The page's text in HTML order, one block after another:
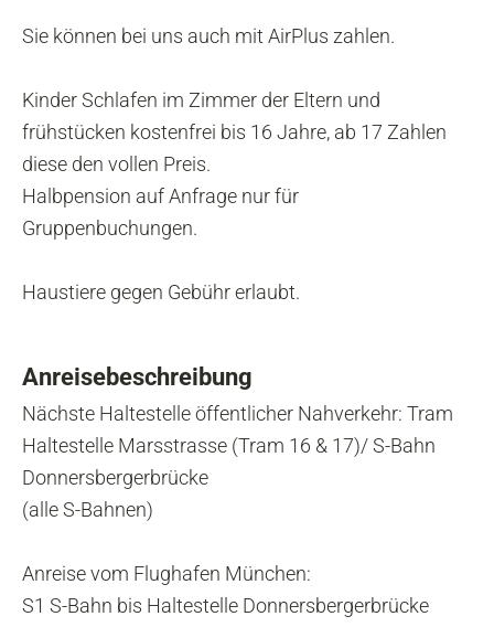
Sie können bei uns auch mit AirPlus zahlen.
Kinder Schlafen im Zimmer der Eltern und
frühstücken kostenfrei bis 16 Jahre, ab 17 Zahlen
diese den vollen Preis.
Halbpension auf Anfrage nur für
Gruppenbuchungen.
Haustiere gegen Gebühr erlaubt.
Anreisebeschreibung
Nächste Haltestelle öffentlicher Nahverkehr: Tram
Haltestelle Marsstrasse (Tram 16 & 17)/ S-Bahn
Donnersbergerbrücke
(alle S-Bahnen)
Anreise vom Flughafen München:
S1 S-Bahn bis Haltestelle Donnersbergerbrücke